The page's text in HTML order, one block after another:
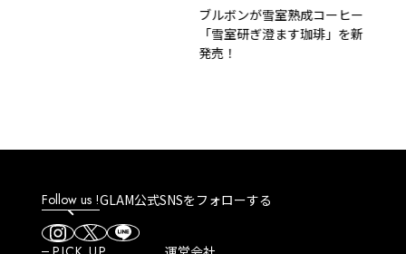
ブルボンが雪室熟成コーヒー
「雪室研ぎ澄ます珈琲」を新
発売！
Follow us !GLAM公式SNSをフォローする